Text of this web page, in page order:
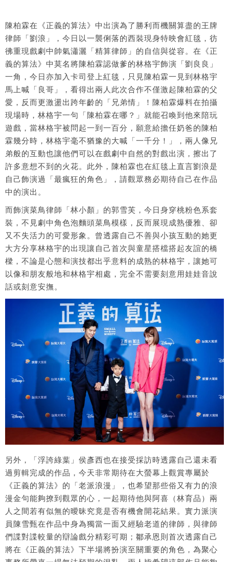
陳柏霖在《正義的算法》中出演為了勝利而機關算盡的王牌
律師「劉浪」，今日以一襲俐落的西裝現身特映會紅毯，彷
彿重現戲劇中帥氣瀟灑「精算律師」的自信與從容。在《正
義的算法》中莫名將陳柏霖認做爹的林格宇飾演「劉良良」
一角，今日亦加入卡司登上紅毯，只見陳柏霖一見到林格宇
馬上喊「良哥」，看得出兩人此次合作不僅激起陳柏霖的父
愛，反而更激盪出跨年齡的「兄弟情」！陳柏霖爆料在拍攝
現場時，林格宇一句「陳柏霖在哪？」就能召喚到他來陪玩
遊戲，當林格宇被問起一到一百分，願意給擔任奶爸的陳柏
霖幾分時，林格宇毫不猶豫的大喊「一千分！」，兩人像兄
弟般的互動也讓他們可以在戲劇中自然的對戲出演，擦出了
許多意想不到的火花。此外，陳柏霖也在紅毯上直言劉浪是
自己飾演過「最瘋狂的角色」，請觀眾務必期待自己在作品
中的演出。
而飾演菜鳥律師「林小顏」的郭雪芙，今日身穿桃粉色系套
裝，不見劇中角色泡麵頭菜鳥模樣，反而展現成熟優雅、卻
又不失活力的可愛形象。曾透露自己不善與小孩互動的她更
大方分享林格宇的出現讓自己首次與童星搭檔搭起友誼的橋
樑，不論是心態和演技都出乎意料的成熟的林格宇，讓她可
以像和朋友般地和林格宇相處，完全不需要刻意用娃娃音說
話或刻意安撫。
另外，「浮誇綠葉」侯彥西也在接受採訪時透露自己還未看
過剪輯完成的作品，今天非常期待在大螢幕上觀賞專屬於
《正義的算法》的「老派浪漫」，也希望那些俗又有力的浪
漫金句能夠撩到觀眾的心，一起期待他與阿喜（林育品）兩
人之間若有似無的曖昧究竟是否有機會開花結果。實力派演
員陳雪甄在作品中身為獨當一面又經驗老道的律師，與律師
們諜對諜較量的辯論戲分精彩可期；鄒承恩則首次透露自己
將在《正義的算法》下半場將扮演至關重要的角色，為聚心